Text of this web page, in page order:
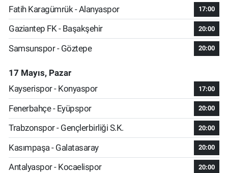
Fatih Karagümrük - Alanyaspor
17:00
Gaziantep FK - Başakşehir 20:00
Samsunspor - Göztepe 20:00
17 Mayıs, Pazar
Kayserispor - Konyaspor
17:00
Fenerbahçe - Eyüpspor 20:00
Trabzonspor - Gençlerbirliği S.K. 20:00
Kasımpaşa - Galatasaray 20:00
Antalyaspor - Kocaelispor 20:00